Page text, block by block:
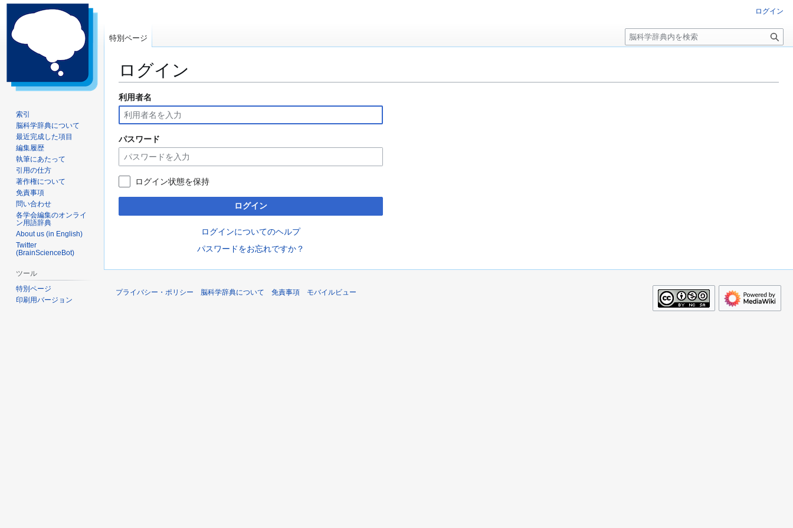
ログイン
ナ
ビ
ゲ
ー
シ
ョ
ン
に
動
検
索
に
移
動
利用者名
パスワード
ログイン状態を保持
ログイン
ログインについてのヘルプ
パスワードをお忘れですか？
ログイン
特別ページ
検
索
索引
脳科学辞典について
最近完成した項目
編集履歴
執筆にあたって
引用の仕方
著作権について
免責事項
問い合わせ
各学会編集のオンライ
ン用語辞典
About us (in English)
Twitter
(BrainScienceBot)
ツール
特別ページ
印刷用バージョン
プライバシー・ポリシー 脳科学辞典について 免責事項 モバイルビュー